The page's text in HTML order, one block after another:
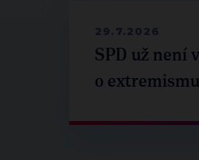
29.7.2026
SPD už není
o